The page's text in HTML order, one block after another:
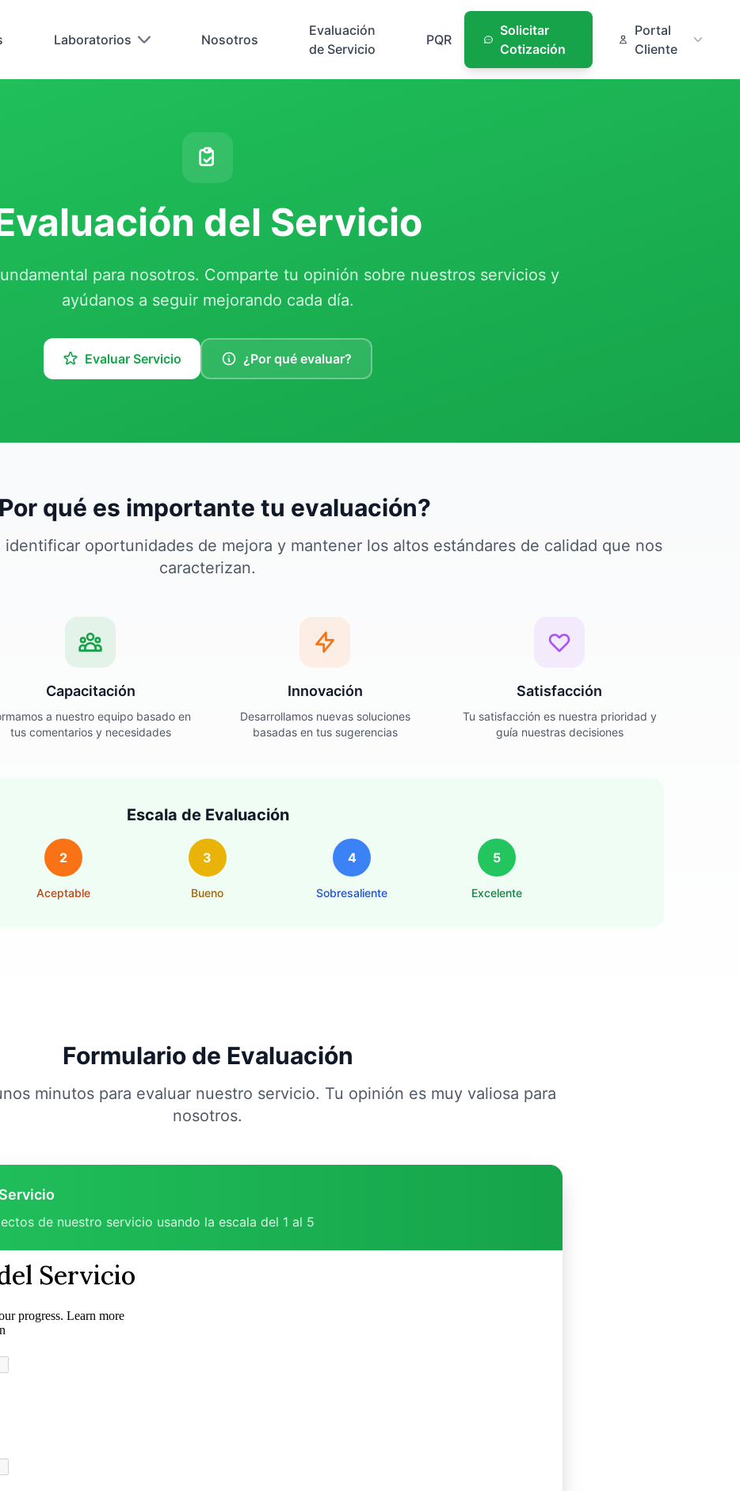
Laboratorios Nosotros
Evaluación
de Servicio
PQR
Solicitar
Cotización
Portal
Cliente
del Servicio
para nosotros. Comparte tu opinión sobre nuestros servicios y
ayúdanos a seguir mejorando cada día.
Evaluar Servicio ¿Por qué evaluar?
qué es importante tu evaluación?
oportunidades de mejora y mantener los altos estándares de calidad que nos
caracterizan.
Capacitación
a nuestro equipo basado en
tus comentarios y necesidades
Innovación
Desarrollamos nuevas soluciones
basadas en tus sugerencias
Satisfacción
Tu satisfacción es nuestra prioridad y
guía nuestras decisiones
Escala de Evaluación
2
Aceptable
3
Bueno
4
Sobresaliente
5
Excelente
Formulario de Evaluación
minutos para evaluar nuestro servicio. Tu opinión es muy valiosa para
nosotros.
de nuestro servicio usando la escala del 1 al 5